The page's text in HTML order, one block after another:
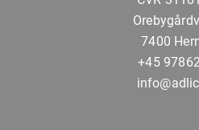
7400
+45